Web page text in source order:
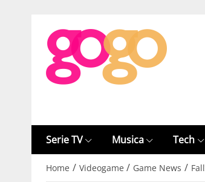
Serie TV Musica Tech
Home / Videogame / Game News /